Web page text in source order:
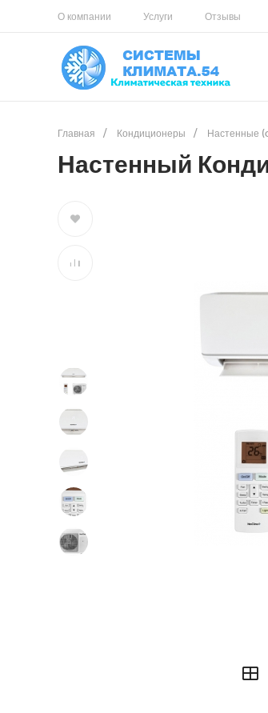
О компании Услуги Отзывы
Главная / Кондиционеры / Настенные
Настенный